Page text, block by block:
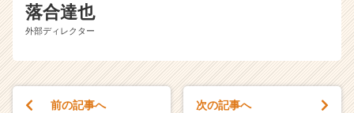
落合達也
外部ディレクター
前の記事へ 次の記事へ